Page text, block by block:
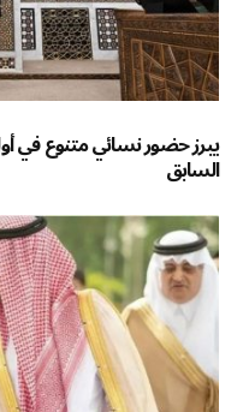
يبرز حضور نسائي متنوع في
السابق